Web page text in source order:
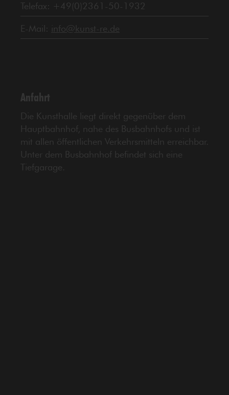
Telefax: +49(0)2361-50-1932
E-Mail: info@kunst-re.de
Anfahrt
Die Kunsthalle liegt direkt gegenüber dem
Hauptbahnhof, nahe des Busbahnhofs und ist
mit allen öffentlichen Verkehrsmitteln erreichbar.
Unter dem Busbahnhof befindet sich eine
Tiefgarage.